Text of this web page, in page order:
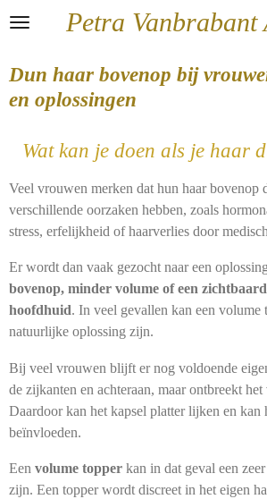
Ga
de
hoofdinhoud
Petra Vanbrabant
Dun haar bovenop bij
en oplossingen
Wat kan je doen als je haar
Veel vrouwen merken dat hun haar bovenop
verschillende oorzaken hebben, zoals
stress, erfelijkheid of haarverlies door
Er wordt dan vaak gezocht naar een
bovenop, minder volume of een
hoofdhuid. In veel gevallen kan een volume
natuurlijke oplossing zijn.
Bij veel vrouwen blijft er nog voldoende
de zijkanten en achteraan, maar ontbreekt
Daardoor kan het kapsel platter lijken en kan
beïnvloeden.
Een volume topper kan in dat geval een
zijn. Een topper wordt discreet in het eigen